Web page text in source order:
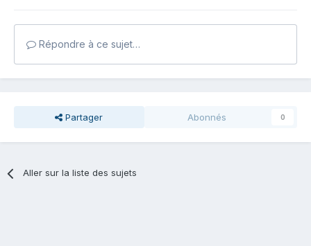
Répondre à ce sujet…
Partager Abonnés 0
Aller sur la liste des sujets